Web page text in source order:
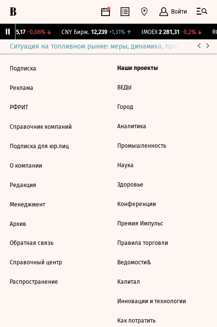
Войти
115,17 -0,06%↓ CNY Бирж. 12,239 +1,31%↑ IMOEX 2 281,31 -0,2%↓
Ситуация на топливном рынке: меры, динамика, прогнозы
Подписка
Реклама
РФРИТ
Справочник компаний
Подписка для юр.лиц
О компании
Редакция
Менеджмент
Архив
Обратная связь
Справочный центр
Распространение
Наши проекты
ВЕДЫ
Город
Аналитика
Промышленность
Наука
Здоровье
Конференции
Премия Импульс
Правила торговли
Ведомости&
Капитал
Инновации и технологии
Как потратить